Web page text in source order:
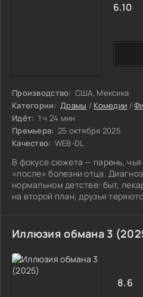
Производство: США, Мексика
Категории: Драмы / Комедии /
Идёт: 1 ч 24 мин
Премьера: 25 октября 2025
Качество: WEB-DL
В фокусе сюжета — парень,
«после» болезни отца.
нормальном детстве: быт,
на второй план, друзья
6.10
Иллюзия обмана 3
8.6